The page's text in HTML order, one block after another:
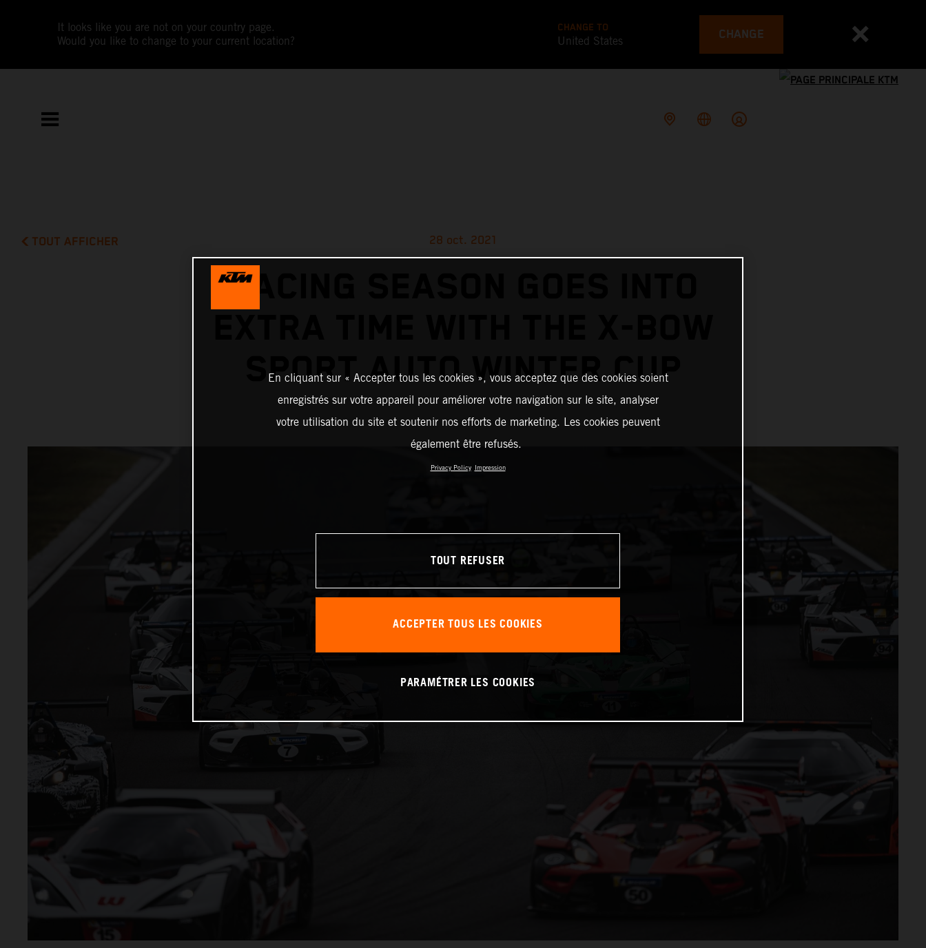
It looks like you are not on your country page.
Would you like to change to your current location?
CHANGE TO
United States CHANGE
TOUT AFFICHER 28 oct. 2021
RACING SEASON GOES INTO
SPORT AUTO WINTER CUP
En cliquant sur « Accepter tous les cookies », vous acceptez que des cookies soient
enregistrés sur votre appareil pour améliorer votre navigation sur le site, analyser
votre utilisation du site et soutenir nos efforts de marketing. Les cookies peuvent
également être refusés.
Privacy Policy Impression
TOUT REFUSER
ACCEPTER TOUS LES COOKIES
PARAMÉTRER LES COOKIES